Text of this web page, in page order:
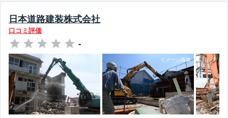
日本道路建装株式会社
口コミ評価
-